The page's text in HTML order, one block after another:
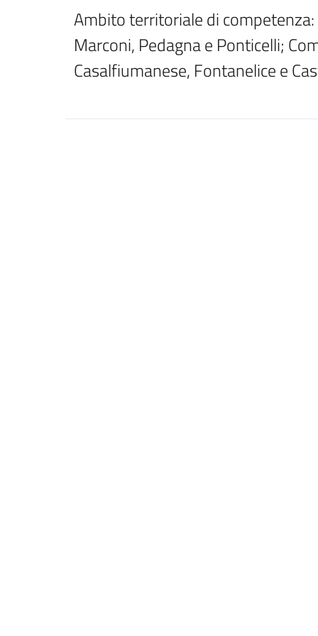
Ambito territoriale di
Marconi, Pedagna e Ponticelli;
Casalfiumanese, Fontanelice e